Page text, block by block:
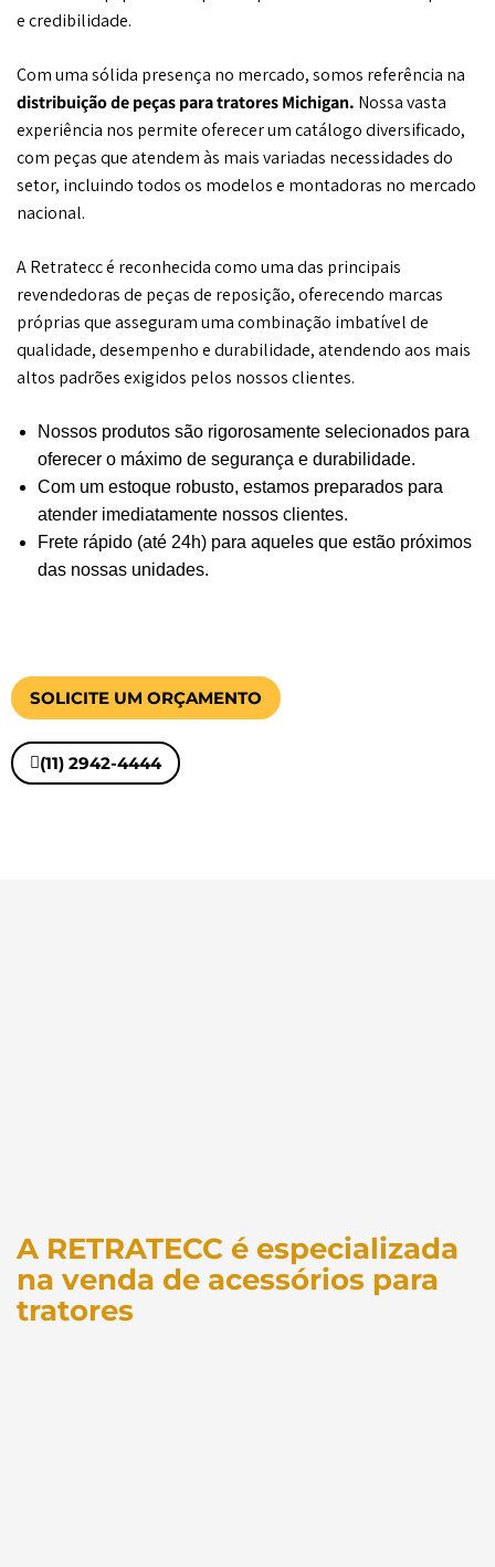
e credibilidade.
Com uma sólida presença no mercado, somos referência na
distribuição de peças para tratores Michigan. Nossa vasta
experiência nos permite oferecer um catálogo diversificado,
com peças que atendem às mais variadas necessidades do
setor, incluindo todos os modelos e montadoras no mercado
nacional.
A Retratecc é reconhecida como uma das principais
revendedoras de peças de reposição, oferecendo marcas
próprias que asseguram uma combinação imbatível de
qualidade, desempenho e durabilidade, atendendo aos mais
altos padrões exigidos pelos nossos clientes.
Nossos produtos são rigorosamente selecionados para
oferecer o máximo de segurança e durabilidade.
Com um estoque robusto, estamos preparados para
atender imediatamente nossos clientes.
Frete rápido (até 24h) para aqueles que estão próximos
das nossas unidades.
SOLICITE UM ORÇAMENTO
(11) 2942-4444
A RETRATECC é especializada
na venda de acessórios para
tratores